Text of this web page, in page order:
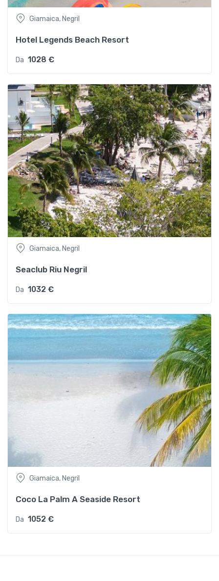
Giamaica, Negril
Hotel Legends Beach Resort
Da 1028 €
Giamaica, Negril
Seaclub Riu Negril
Da 1032 €
Giamaica, Negril
Coco La Palm A Seaside Resort
Da 1052 €